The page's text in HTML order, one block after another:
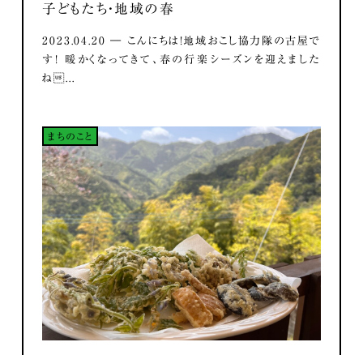
子どもたち・地域の春
2023.04.20 ― こんにちは！地域おこし協力隊の古屋で
す！ 暖かくなってきて、春の行楽シーズンを迎えました
ね...
まちのこと